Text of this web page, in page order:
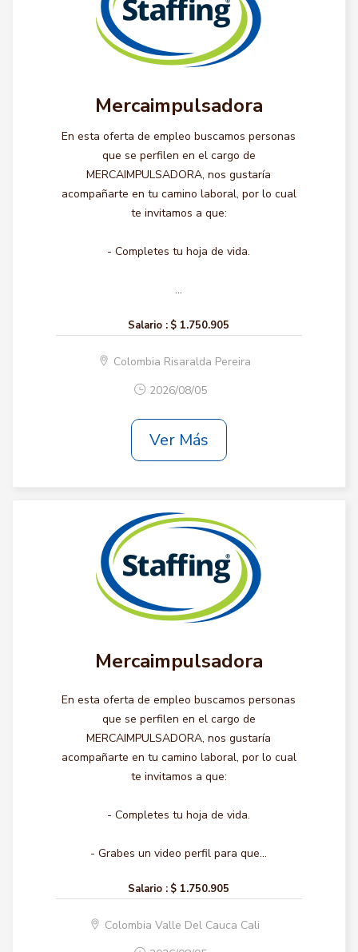
Mercaimpulsadora
En esta oferta de empleo buscamos personas
que se perfilen en el cargo de
MERCAIMPULSADORA, nos gustaría
acompañarte en tu camino laboral, por lo cual
te invitamos a que:
- Completes tu hoja de vida.
...
Salario : $ 1.750.905
Colombia Risaralda Pereira
2026/08/05
Ver Más
Mercaimpulsadora
En esta oferta de empleo buscamos personas
que se perfilen en el cargo de
MERCAIMPULSADORA, nos gustaría
acompañarte en tu camino laboral, por lo cual
te invitamos a que:
- Completes tu hoja de vida.
- Grabes un video perfil para que...
Salario : $ 1.750.905
Colombia Valle Del Cauca Cali